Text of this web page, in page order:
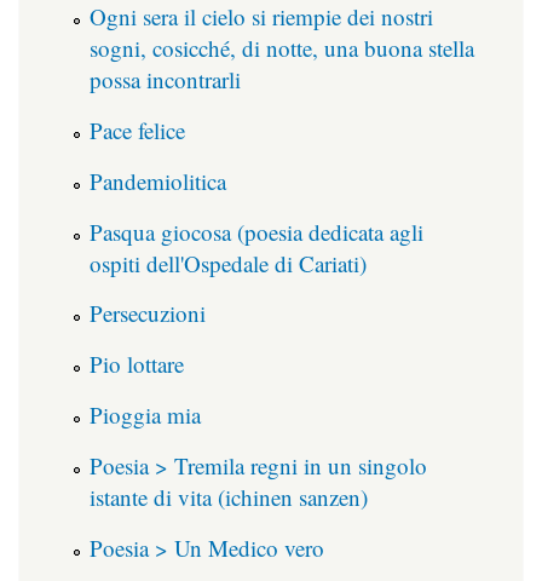
Ogni sera il cielo si riempie dei nostri
sogni, cosicché, di notte, una buona stella
possa incontrarli
Pace felice
Pandemiolitica
Pasqua giocosa (poesia dedicata agli
ospiti dell'Ospedale di Cariati)
Persecuzioni
Pio lottare
Pioggia mia
Poesia > Tremila regni in un singolo
istante di vita (ichinen sanzen)
Poesia > Un Medico vero